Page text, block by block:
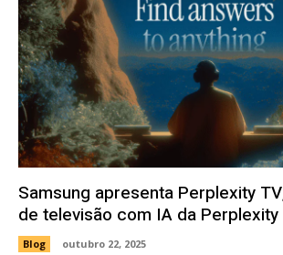
Samsung apresenta Perplexity
de televisão com IA da Perplexity
Blog outubro 22, 2025